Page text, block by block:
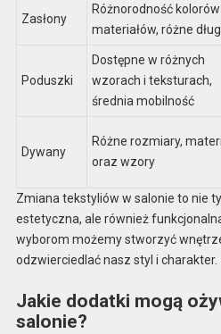
Zasłony
Różnorodność kolorów
materiałów, różne
Poduszki
Dostępne w różnych
wzorach i teksturach,
średnia mobilność
Dywany
Różne rozmiary,
oraz wzory
Zmiana tekstyliów w salonie to nie
estetyczna, ale również
wyborom możemy stworzyć
odzwierciedlać nasz styl i charakter.
Jakie dodatki mogą
salonie?